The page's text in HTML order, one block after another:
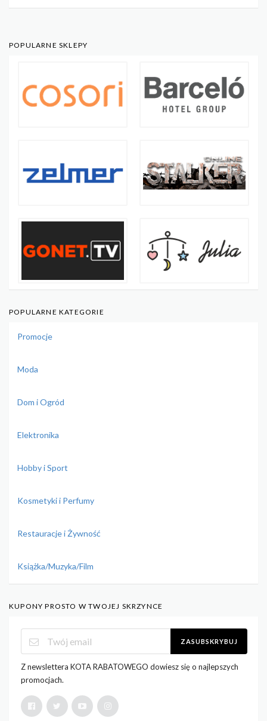
POPULARNE SKLEPY
POPULARNE KATEGORIE
Promocje
Moda
Dom i Ogród
Elektronika
Hobby i Sport
Kosmetyki i Perfumy
Restauracje i Żywność
Książka/Muzyka/Film
KUPONY PROSTO W TWOJEJ SKRZYNCE
ZASUBSKRYBUJ
Z newslettera KOTA RABATOWEGO dowiesz się o najlepszych
promocjach.